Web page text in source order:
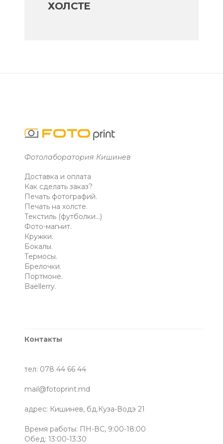
ХОЛСТЕ
Фотолаборатория Кишинев
Доставка и оплата
Как сделать заказ?
Печать фотографий.
Печать на холсте.
Текстиль (футболки...)
Фото-магнит.
Кружки.
Бокалы.
Термосы.
Брелочки.
Портмоне.
Baellerry.
Контакты
тел: 078 44 66 44
mail@fotoprint.md
адрес: Кишинев, бд.Куза-Водэ 21
Время работы: ПН-ВС, 9:00-18:00
Обед: 13:00-13:30